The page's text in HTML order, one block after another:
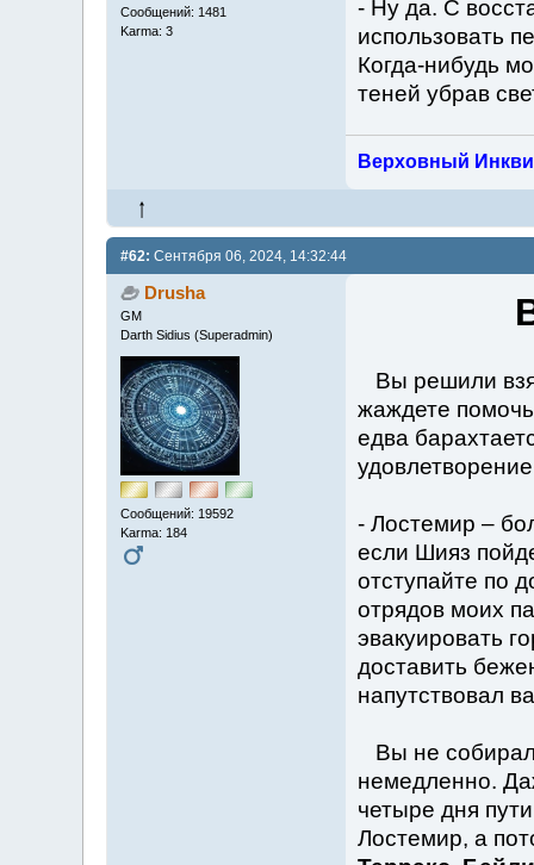
Сообщений: 1481
Karma: 3
- Ну да. С
использовать
Когда-нибудь
теней убрав
Верховный
#62: Сентября 06, 2024, 14:32:44
Drusha
GM
Darth Sidius (Superadmin)
Сообщений: 19592
Karma: 184
Вы решили
жаждете
едва
- Лостемир –
если Шияз
отступайте по
отрядов моих
эвакуировать
доставить
напутствовал
Вы не
немедленно.
четыре дня
Лостемир, а